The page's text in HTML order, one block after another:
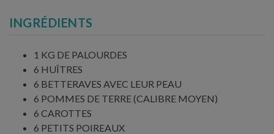
INGRÉDIENTS
1 KG DE PALOURDES
6 HUÎTRES
6 BETTERAVES AVEC LEUR PEAU
6 POMMES DE TERRE (CALIBRE MOYEN)
6 CAROTTES
6 PETITS POIREAUX